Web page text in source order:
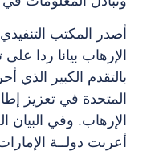
أصدر المكتب
بالتقدم الكبير الذي
المتحدة في تعزيز
أعربت دولــة